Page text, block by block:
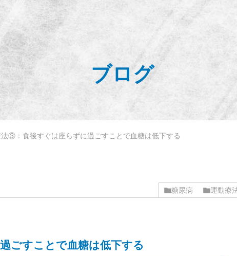
ブログ
③：食後すぐは座らずに過ごすことで血糖は低下する
糖尿病 運動療
ごすことで血糖は低下する